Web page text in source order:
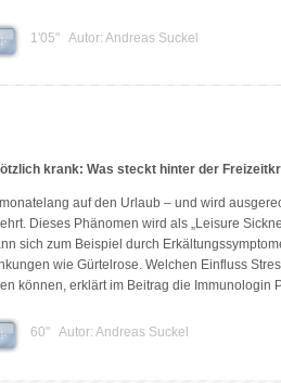
1'05" Autor: Andreas Suckel
krank: Was steckt hinter der
auf den Urlaub – und wird
Dieses Phänomen wird als „Leisure
sich zum Beispiel durch
wie Gürtelrose. Welchen Einfluss
können, erklärt im Beitrag die Immunologin
60" Autor: Andreas Suckel